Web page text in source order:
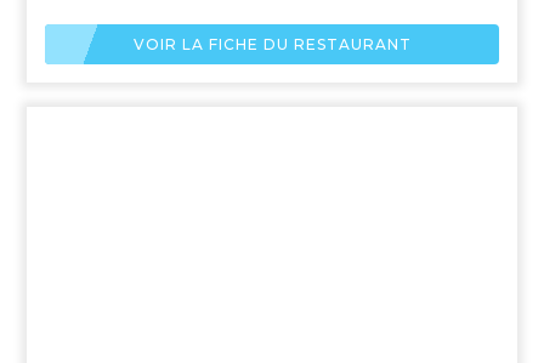
VOIR LA FICHE DU RESTAURANT